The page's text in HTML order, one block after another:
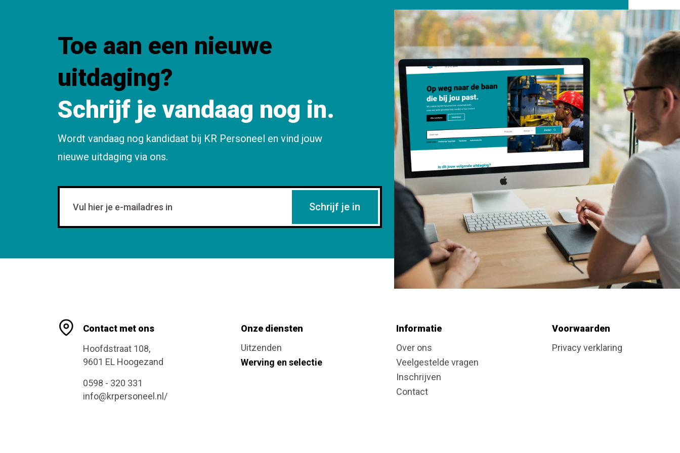
Toe aan een nieuwe
uitdaging?
Schrijf je vandaag nog in.
Wordt vandaag nog kandidaat bij KR Personeel en vind jouw
nieuwe uitdaging via ons.
Schrijf je in
Contact met ons
Hoofdstraat 108,
9601 EL Hoogezand
0598 - 320 331
info@krpersoneel.nl/
Onze diensten
Uitzenden
Werving en selectie
Informatie
Over ons
Veelgestelde vragen
Inschrijven
Contact
Voorwaarden
Privacy verklaring